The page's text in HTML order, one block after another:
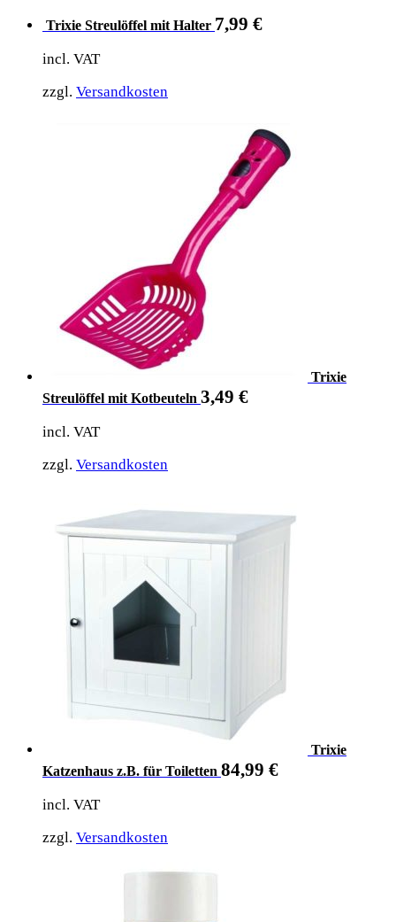
Trixie Streulöffel mit Halter 7,99 €
incl. VAT
zzgl. Versandkosten
Trixie
Streulöffel mit Kotbeuteln 3,49 €
incl. VAT
zzgl. Versandkosten
Trixie
Katzenhaus z.B. für Toiletten 84,99 €
incl. VAT
zzgl. Versandkosten